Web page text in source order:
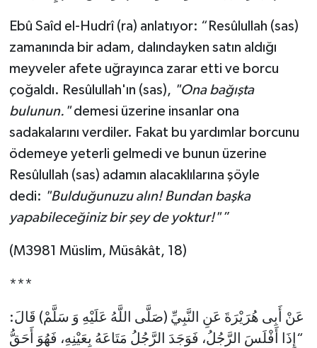
Ebû Saîd el-Hudrî (ra) anlatıyor: “Resûlullah (sas)
zamanında bir adam, dalındayken satın aldığı
meyveler afete uğrayınca zarar etti ve borcu
çoğaldı. Resûlullah'ın (sas), "Ona bağışta
bulunun."demesi üzerine insanlar ona
sadakalarını verdiler. Fakat bu yardımlar borcunu
ödemeye yeterli gelmedi ve bunun üzerine
Resûlullah (sas) adamın alacaklılarına şöyle
dedi: "Bulduğunuzu alın! Bundan başka
yapabileceğiniz bir şey de yoktur!"”
(M3981 Müslim, Müsâkât, 18)
***
عَنْ أَبِى هُرَيْرَةَ عَنِ النَّبِيِّ (صَلَّى اللَّهُ عَلَيْهِ وَ سَلَّمْ) قَالَ:
“إِذَا أَفْلَسَ الرَّجُلُ، فَوَجَدَ الرَّجُلُ مَتَاعَهُ بِعَيْنِهِ، فَهُوَ أَحَقُّ
Bitlis Müftülüğü
Bolu Müftülüğü
Burdur Müftülüğü
Çanakkale Müftülüğü
Çankırı Müftülüğü
Çorum Müftülüğü
Diyarbakır Müftülüğü
Sağlık
Makaleler
Ekonomi
Podcast
Bilim, Teknoloji
Biyografiler
İhtida Haberleri